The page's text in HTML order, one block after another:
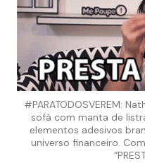
#PARATODOSVEREM:
sofá com manta de
elementos adesivos
universo financeiro.